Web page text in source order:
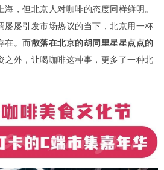
，但北京人对咖啡的态度同样鲜明。
屡屡引发市场热议的当下，北京用一杯
在。而散落在北京的胡同里星星点点的
之外，让喝咖啡这种事，更多了一种北